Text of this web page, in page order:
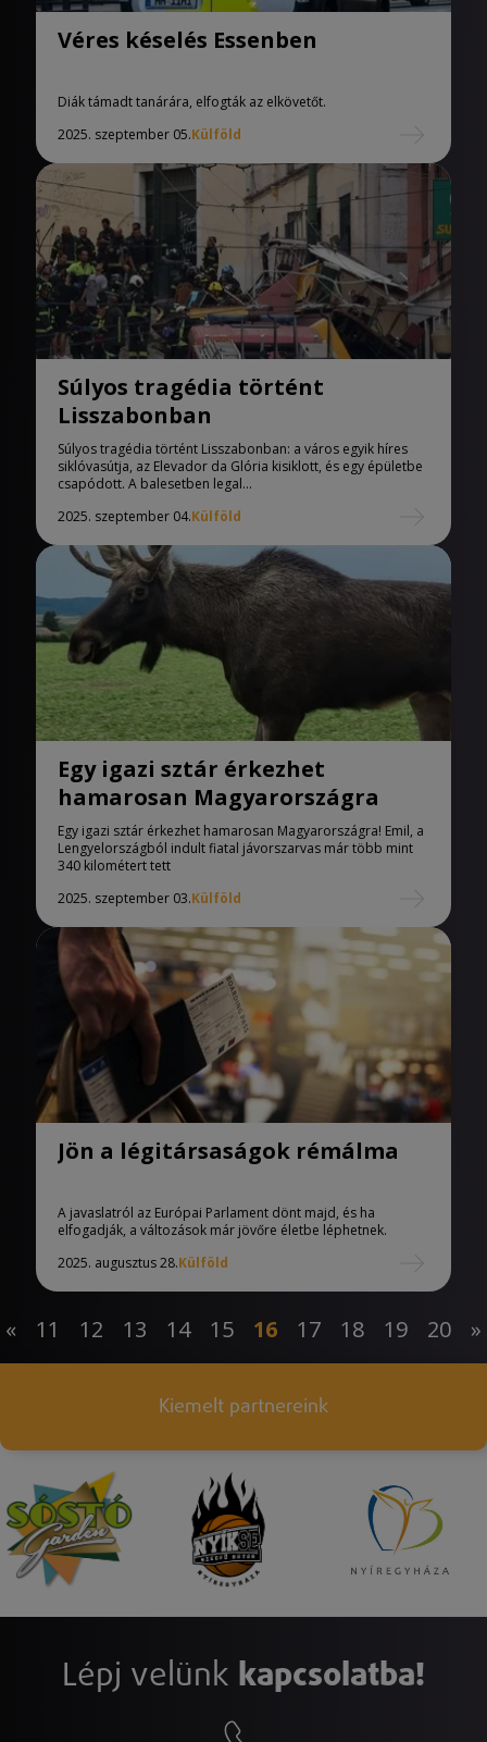
Véres késelés Essenben
Diák támadt tanárára, elfogták az elkövetőt.
2025. szeptember 05.Külföld
Súlyos tragédia történt
Lisszabonban
Súlyos tragédia történt Lisszabonban: a város egyik híres
siklóvasútja, az Elevador da Glória kisiklott, és egy épületbe
csapódott. A balesetben legal...
2025. szeptember 04.Külföld
Egy igazi sztár érkezhet
hamarosan Magyarországra
Egy igazi sztár érkezhet hamarosan Magyarországra! Emil, a
Lengyelországból indult fiatal jávorszarvas már több mint
340 kilométert tett
2025. szeptember 03.Külföld
Jön a légitársaságok rémálma
A javaslatról az Európai Parlament dönt majd, és ha
elfogadják, a változások már jövőre életbe léphetnek.
2025. augusztus 28.Külföld
« 11 12 13 14 15 16 17 18 19 20 »
Kiemelt partnereink
Lépj velünk kapcsolatba!